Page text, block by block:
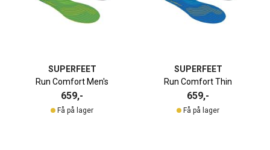
SUPERFEET
Run Comfort Men's
659,-
Få på lager
SUPERFEET
Run Comfort Thin
659,-
Få på lager